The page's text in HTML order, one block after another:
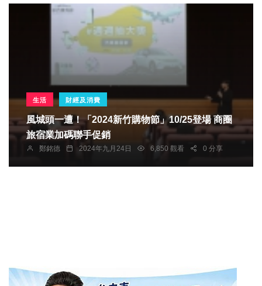
生活 財經及消費
風城頭一遭！「2024新竹購物節」10/25登場 商圈
旅宿業加碼聯手促銷
鄭銘德 2024年九月24日 6,850 觀看 0 分享